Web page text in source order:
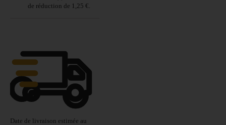
de réduction de 1,25 €.
Date de livraison estimée au